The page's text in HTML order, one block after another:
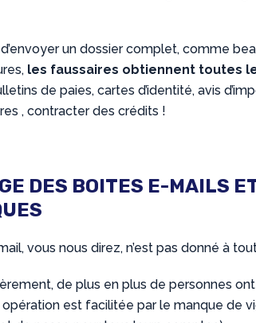
un dossier complet, comme
les faussaires obtiennent toutes
de paies, cartes d’identité, avis
, contracter des crédits !
DES BOITES E-MAILS
vous nous direz, n’est pas donné à
de plus en plus de personnes
est facilitée par le manque de